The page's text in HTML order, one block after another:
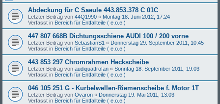
Abdeckung für C Saeule 443.853.378 C 01C
Letzter Beitrag von 44Q1990 « Montag 18. Juni 2012, 17:24
Verfasst in Bereich für Entfallteile ( e.o.e )
447 807 668B Dichtungsschiene AUDI 100 / 200 vorne
Letzter Beitrag von SebastianS1 « Donnerstag 29. September 2011, 10:45
Verfasst in Bereich für Entfallteile ( e.o.e )
443 853 297 Chromrahmen Heckscheibe
Letzter Beitrag von audiquattrofan « Sonntag 18. September 2011, 19:03
Verfasst in Bereich für Entfallteile ( e.o.e )
046 105 251 G - Kurbelwellen-Riemenscheibe f. Motor 1T
Letzter Beitrag von Ovaron « Donnerstag 19. Mai 2011, 13:03
Verfasst in Bereich für Entfallteile ( e.o.e )